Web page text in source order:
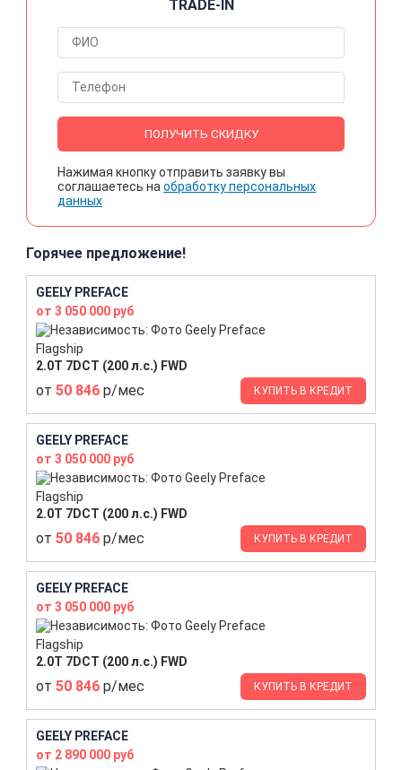
TRADE-IN
ПОЛУЧИТЬ СКИДКУ
Нажимая кнопку отправить заявку вы
соглашаетесь на обработку персональных
данных
Горячее предложение!
GEELY PREFACE
от 3 050 000 руб
Flagship
2.0T 7DCT (200 л.с.) FWD
от 50 846 р/мес КУПИТЬ В КРЕДИТ
GEELY PREFACE
от 3 050 000 руб
Flagship
2.0T 7DCT (200 л.с.) FWD
от 50 846 р/мес КУПИТЬ В КРЕДИТ
GEELY PREFACE
от 3 050 000 руб
Flagship
2.0T 7DCT (200 л.с.) FWD
от 50 846 р/мес КУПИТЬ В КРЕДИТ
GEELY PREFACE
от 2 890 000 руб